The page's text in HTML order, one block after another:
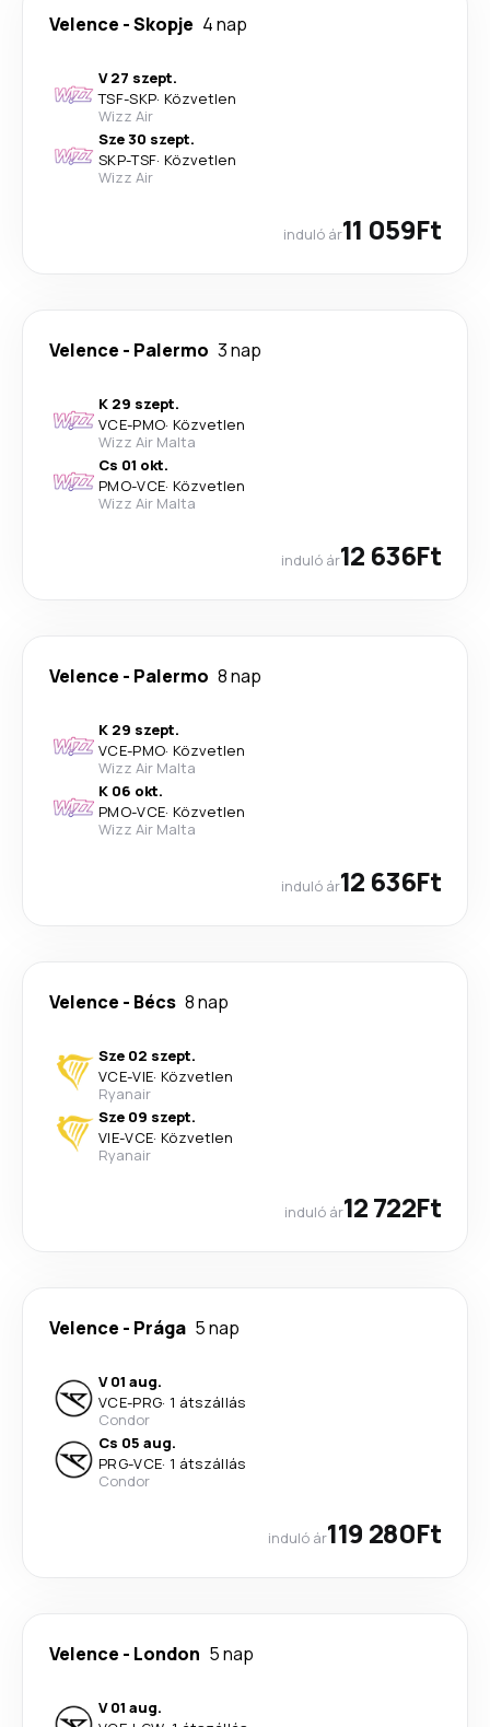
Velence -Skopje 4 nap
V 27 szept.
TSF-SKP· Közvetlen
Wizz Air
Sze 30 szept.
SKP-TSF· Közvetlen
Wizz Air
induló ár11 059Ft
Velence - Palermo 3 nap
K 29 szept.
VCE-PMO· Közvetlen
Wizz Air Malta
Cs 01 okt.
PMO-VCE· Közvetlen
Wizz Air Malta
induló ár12 636Ft
Velence - Palermo 8 nap
K 29 szept.
VCE-PMO· Közvetlen
Wizz Air Malta
K 06 okt.
PMO-VCE· Közvetlen
Wizz Air Malta
induló ár12 636Ft
Velence - Bécs 8 nap
Sze 02 szept.
VCE-VIE· Közvetlen
Ryanair
Sze 09 szept.
VIE-VCE· Közvetlen
Ryanair
induló ár12 722Ft
Velence - Prága 5 nap
V 01 aug.
VCE-PRG· 1 átszállás
Condor
Cs 05 aug.
PRG-VCE· 1 átszállás
Condor
induló ár119 280Ft
Velence - London 5 nap
V 01 aug.